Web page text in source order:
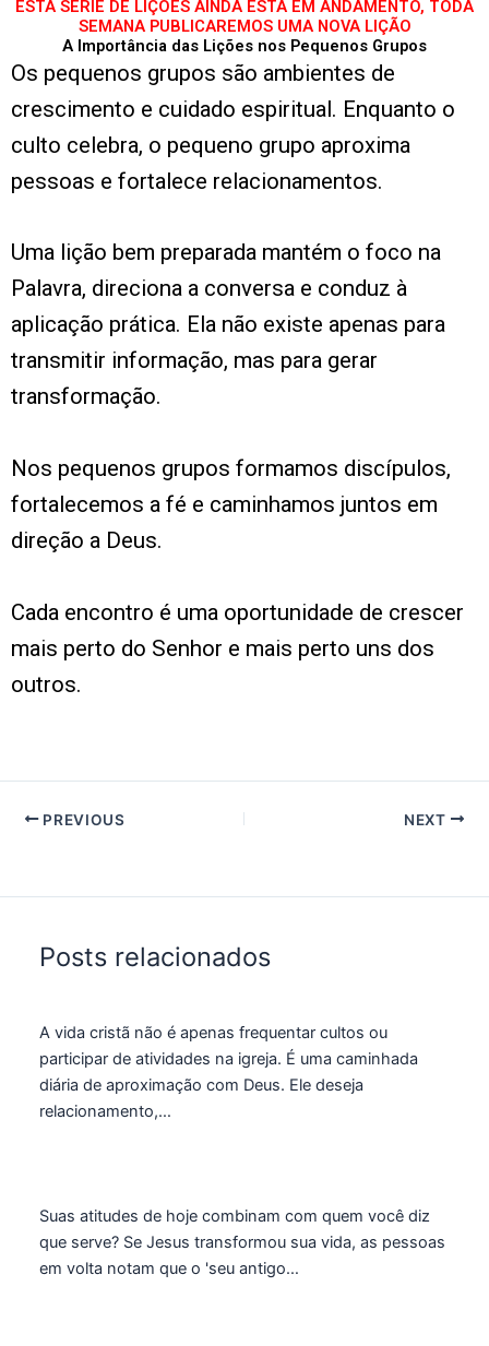
ESTA SÉRIE DE LIÇÕES AINDA ESTÁ EM ANDAMENTO, TODA
SEMANA PUBLICAREMOS UMA NOVA LIÇÃO
A Importância das Lições nos Pequenos Grupos
Os pequenos grupos são ambientes de
crescimento e cuidado espiritual. Enquanto o
culto celebra, o pequeno grupo aproxima
pessoas e fortalece relacionamentos.
Uma lição bem preparada mantém o foco na
Palavra, direciona a conversa e conduz à
aplicação prática. Ela não existe apenas para
transmitir informação, mas para gerar
transformação.
Nos pequenos grupos formamos discípulos,
fortalecemos a fé e caminhamos juntos em
direção a Deus.
Cada encontro é uma oportunidade de crescer
mais perto do Senhor e mais perto uns dos
outros.
PREVIOUS NEXT
Posts relacionados
A vida cristã não é apenas frequentar cultos ou
participar de atividades na igreja. É uma caminhada
diária de aproximação com Deus. Ele deseja
relacionamento,…
Suas atitudes de hoje combinam com quem você diz
que serve? Se Jesus transformou sua vida, as pessoas
em volta notam que o 'seu antigo…